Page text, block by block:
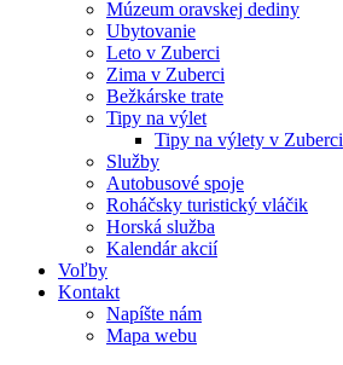
Múzeum oravskej dediny
Ubytovanie
Leto v Zuberci
Zima v Zuberci
Bežkárske trate
Tipy na výlet
Tipy na výlety v Zuberci
Služby
Autobusové spoje
Roháčsky turistický vláčik
Horská služba
Kalendár akcií
Voľby
Kontakt
Napíšte nám
Mapa webu